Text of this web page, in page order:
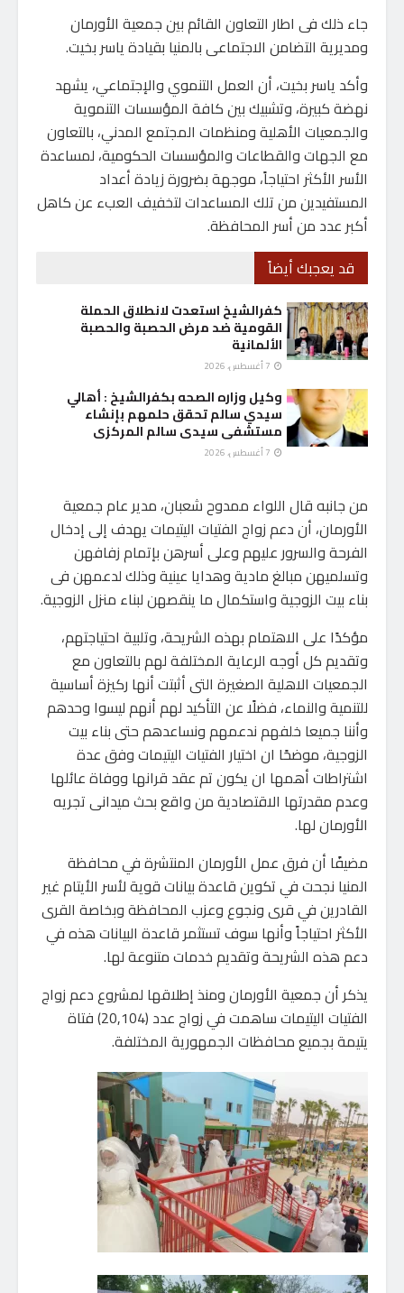
جاء ذلك فى اطار التعاون القائم بين جمعية الأورمان
ومديرية التضامن الاجتماعى بالمنيا بقيادة ياسر بخيت.
وأكد ياسر بخيت، أن العمل التنموي والإجتماعي، يشهد
نهضة كبيرة، وتشبيك بين كافة المؤسسات التنموية
والجمعيات الأهلية ومنظمات المجتمع المدني، بالتعاون
مع الجهات والقطاعات والمؤسسات الحكومية، لمساعدة
الأسر الأكثر احتياجاً، موجهة بضرورة زيادة أعداد
المستفيدين من تلك المساعدات لتخفيف العبء عن كاهل
أكبر عدد من أسر المحافظة.
قد يعجبك أيضاً
كفرالشيخ استعدت لانطلاق الحملة
القومية ضد مرض الحصبة والحصبة
الألمانية
وكيل وزاره الصحه بكفرالشيخ : أهالي
سيدي سالم تحقق حلمهم بإنشاء
مستشفى سيدى سالم المركزى
من جانبه قال اللواء ممدوح شعبان، مدير عام جمعية
الأورمان، أن دعم زواج الفتيات اليتيمات يهدف إلى إدخال
الفرحة والسرور عليهم وعلى أسرهن بإتمام زفافهن
وتسلميهن مبالغ مادية وهدايا عينية وذلك لدعمهن فى
بناء بيت الزوجية واستكمال ما ينقصهن لبناء منزل الزوجية.
مؤكدًا على الاهتمام بهذه الشريحة، وتلبية احتياجتهم،
وتقديم كل أوجه الرعاية المختلفة لهم بالتعاون مع
الجمعيات الاهلية الصغيرة التى أثبتت أنها ركيزة أساسية
للتنمية والنماء، فضلًا عن التأكيد لهم أنهم ليسوا وحدهم
وأننا جميعا خلفهم ندعمهم ونساعدهم حتى بناء بيت
الزوجية، موضحًا ان اختيار الفتيات اليتيمات وفق عدة
اشتراطات أهمها ان يكون تم عقد قرانها ووفاة عائلها
وعدم مقدرتها الاقتصادية من واقع بحث ميدانى تجريه
الأورمان لها.
مضيفًا أن فرق عمل الأورمان المنتشرة في محافظة
المنيا نجحت في تكوين قاعدة بيانات قوية لأسر الأيتام غير
القادرين في قرى ونجوع وعزب المحافظة وبخاصة القرى
الأكثر احتياجاً وأنها سوف تستثمر قاعدة البيانات هذه في
دعم هذه الشريحة وتقديم خدمات متنوعة لها.
يذكر أن جمعية الأورمان ومنذ إطلاقها لمشروع دعم زواج
الفتيات اليتيمات ساهمت في زواج عدد (20,104) فتاة
يتيمة بجميع محافظات الجمهورية المختلفة.